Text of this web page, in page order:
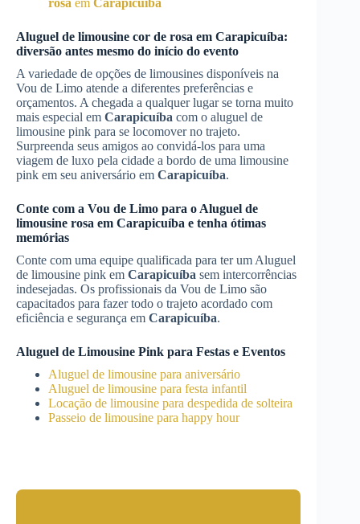
rosa em Carapicuíba
Aluguel de limousine cor de rosa em Carapicuíba:
diversão antes mesmo do início do evento
A variedade de opções de limousines disponíveis na
Vou de Limo atende a diferentes preferências e
orçamentos. A chegada a qualquer lugar se torna muito
mais especial em Carapicuíba com o aluguel de
limousine pink para se locomover no trajeto.
Surpreenda seus amigos ao convidá-los para uma
viagem de luxo pela cidade a bordo de uma limousine
pink em seu aniversário em Carapicuíba.
Conte com a Vou de Limo para o Aluguel de
limousine rosa em Carapicuíba e tenha ótimas
memórias
Conte com uma equipe qualificada para ter um Aluguel
de limousine pink em Carapicuíba sem intercorrências
indesejadas. Os profissionais da Vou de Limo são
capacitados para fazer todo o trajeto acordado com
eficiência e segurança em Carapicuíba.
Aluguel de Limousine Pink para Festas e Eventos
Aluguel de limousine para aniversário
Aluguel de limousine para festa infantil
Locação de limousine para despedida de solteira
Passeio de limousine para happy hour